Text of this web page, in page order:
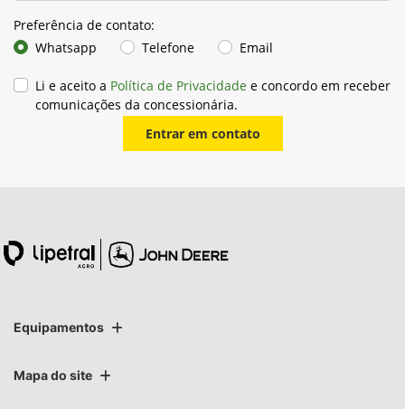
Preferência de contato:
Whatsapp
Telefone Email
Li e aceito a Política de Privacidade e concordo em receber
comunicações da concessionária.
Entrar em contato
Equipamentos
Mapa do site